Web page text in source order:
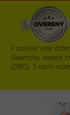
V ponuke sme
Slovensku, navyše
(ZRKS). S nami